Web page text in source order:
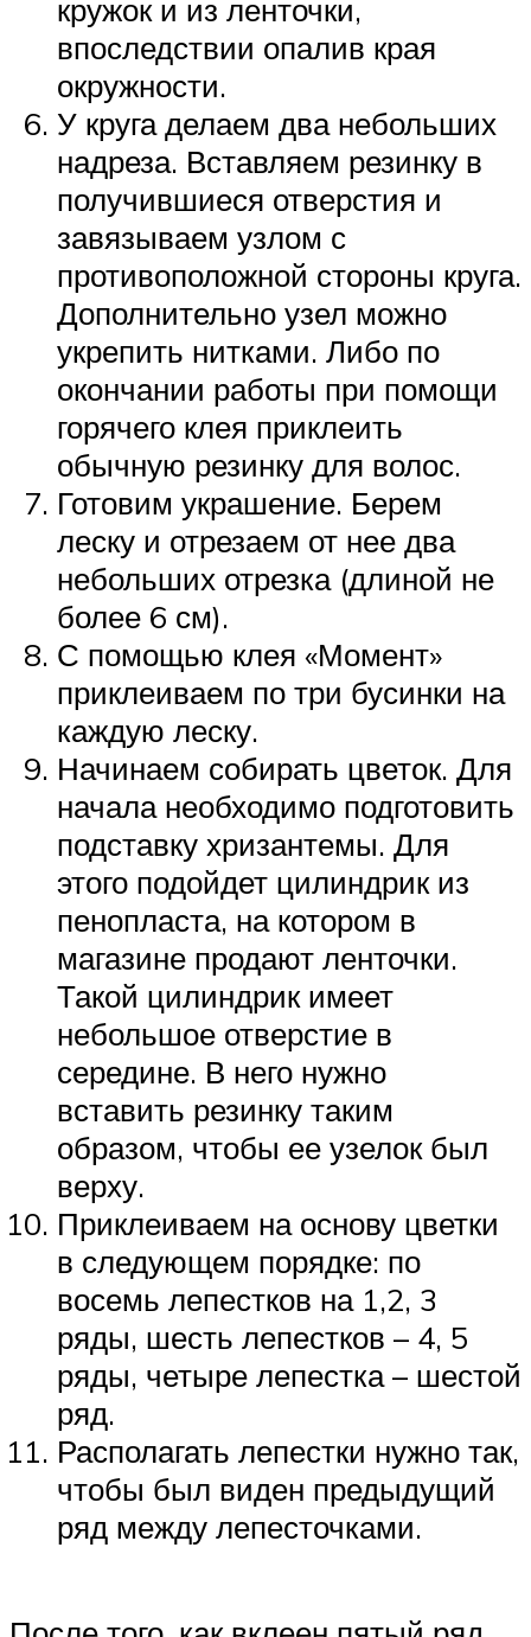
кружок и из ленточки,
впоследствии опалив края
окружности.
У круга делаем два небольших
надреза. Вставляем резинку в
получившиеся отверстия и
завязываем узлом с
противоположной стороны круга.
Дополнительно узел можно
укрепить нитками. Либо по
окончании работы при помощи
горячего клея приклеить
обычную резинку для волос.
Готовим украшение. Берем
леску и отрезаем от нее два
небольших отрезка (длиной не
более 6 см).
С помощью клея «Момент»
приклеиваем по три бусинки на
каждую леску.
Начинаем собирать цветок. Для
начала необходимо подготовить
подставку хризантемы. Для
этого подойдет цилиндрик из
пенопласта, на котором в
магазине продают ленточки.
Такой цилиндрик имеет
небольшое отверстие в
середине. В него нужно
вставить резинку таким
образом, чтобы ее узелок был
верху.
Приклеиваем на основу цветки
в следующем порядке: по
восемь лепестков на 1,2, 3
ряды, шесть лепестков – 4, 5
ряды, четыре лепестка – шестой
ряд.
Располагать лепестки нужно так,
чтобы был виден предыдущий
ряд между лепесточками.